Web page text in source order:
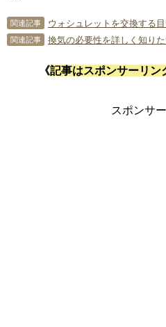
関連記事
関連記事
《記事はスポンサーリン
スポンサ